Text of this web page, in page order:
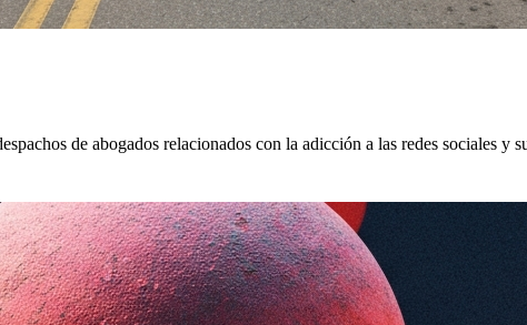
de abogados relacionados con la adicción a las redes sociales y